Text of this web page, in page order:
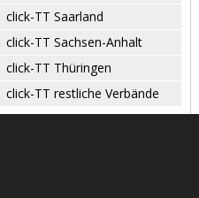
click-TT Saarland
click-TT Sachsen-Anhalt
click-TT Thüringen
click-TT restliche Verbände